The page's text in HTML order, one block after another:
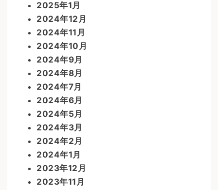
2025年1月
2024年12月
2024年11月
2024年10月
2024年9月
2024年8月
2024年7月
2024年6月
2024年5月
2024年3月
2024年2月
2024年1月
2023年12月
2023年11月